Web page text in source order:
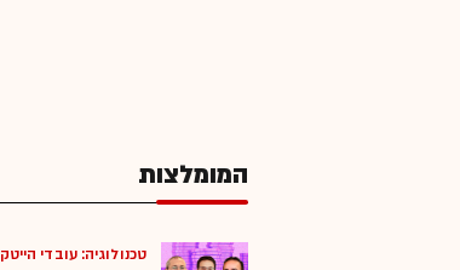
המומלצות
טכנולוגיה: עובדי הייטק